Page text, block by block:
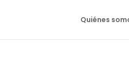
Quiénes